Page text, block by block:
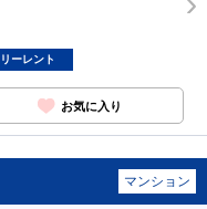
ーレント
お気に入り
マンション